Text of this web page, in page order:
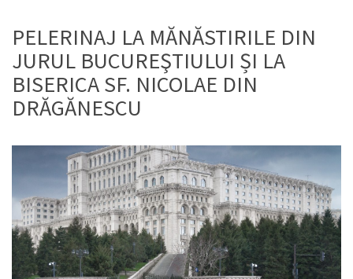
PELERINAJ LA MĂNĂSTIRILE DIN
JURUL BUCUREŞTIULUI ȘI LA
BISERICA SF. NICOLAE DIN
DRĂGĂNESCU